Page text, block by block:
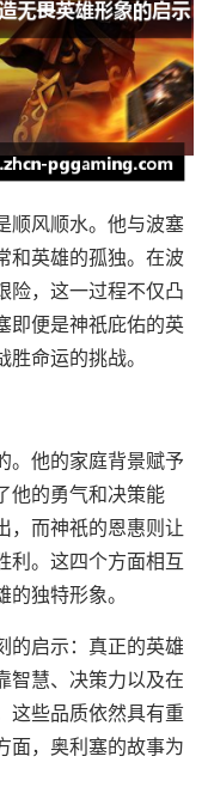
顺风顺水。他与波塞
和英雄的孤独。在波
险，这一过程不仅凸
即便是神祇庇佑的英
命运的挑战。
。他的家庭背景赋予
他的勇气和决策能
，而神祇的恩惠则让
利。这四个方面相互
独特形象。
的启示：真正的英雄
智慧、决策力以及在
这些品质依然具有重
面，奥利塞的故事为